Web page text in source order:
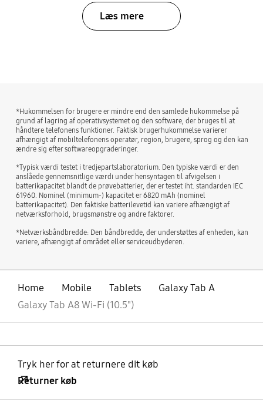
Læs mere
*Hukommelsen for brugere er mindre end den samlede hukommelse på
grund af lagring af operativsystemet og den software, der bruges til at
håndtere telefonens funktioner. Faktisk brugerhukommelse varierer
afhængigt af mobiltelefonens operatør, region, brugere, sprog og den kan
ændre sig efter softwareopgraderinger.
*Typisk værdi testet i tredjepartslaboratorium. Den typiske værdi er den
anslåede gennemsnitlige værdi under hensyntagen til afvigelsen i
batterikapacitet blandt de prøvebatterier, der er testet iht. standarden IEC
61960. Nominel (minimum-) kapacitet er 6820 mAh (nominel
batterikapacitet). Den faktiske batterilevetid kan variere afhængigt af
netværksforhold, brugsmønstre og andre faktorer.
*Netværksbåndbredde: Den båndbredde, der understøttes af enheden, kan
variere, afhængigt af området eller serviceudbyderen.
Home Mobile Tablets
Galaxy Tab A
Galaxy Tab A8 Wi-Fi (10.5")
Tryk her for at returnere dit køb
Returner køb